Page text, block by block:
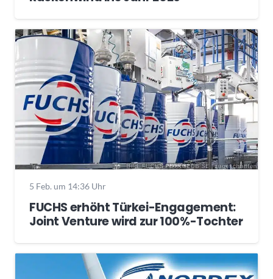
5 Feb. um 14:36 Uhr
FUCHS erhöht Türkei-Engagement:
Joint Venture wird zur 100%-Tochter